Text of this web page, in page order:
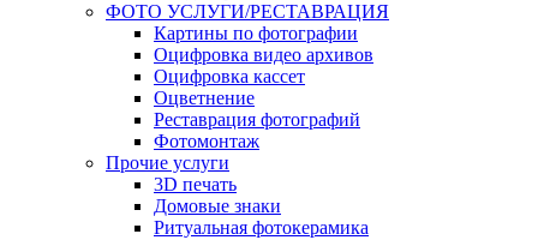
ФОТО УСЛУГИ/РЕСТАВРАЦИЯ
Картины по фотографии
Оцифровка видео архивов
Оцифровка кассет
Оцветнение
Реставрация фотографий
Фотомонтаж
Прочие услуги
3D печать
Домовые знаки
Ритуальная фотокерамика